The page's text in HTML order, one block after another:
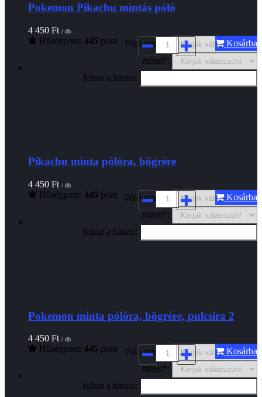
Pokemon Pikachu mintás póló
4 450 Ft / db
Hűségpont: 445 pont
Póló szine*:
méret*:
felirat a hátára:
Kosárba
Pikachu minta pólóra, bögrére
4 450 Ft / db
Hűségpont: 445 pont
Póló szine*:
méret*:
felirat a hátára:
Kosárba
Pokemon minta pólóra, bögrére, pulcsira 2
4 450 Ft / db
Hűségpont: 445 pont
Póló szine*:
méret*:
felirat a hátára:
Kosárba